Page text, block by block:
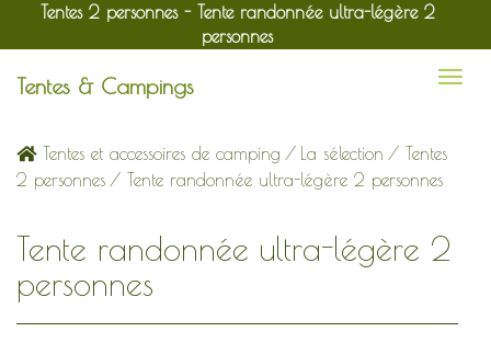
Tentes 2 personnes - Tente randonnée ultra-légère 2
personnes
Tentes & Campings
Tentes et accessoires de camping / La sélection / Tentes
2 personnes / Tente randonnée ultra-légère 2 personnes
Tente randonnée ultra-légère 2
personnes